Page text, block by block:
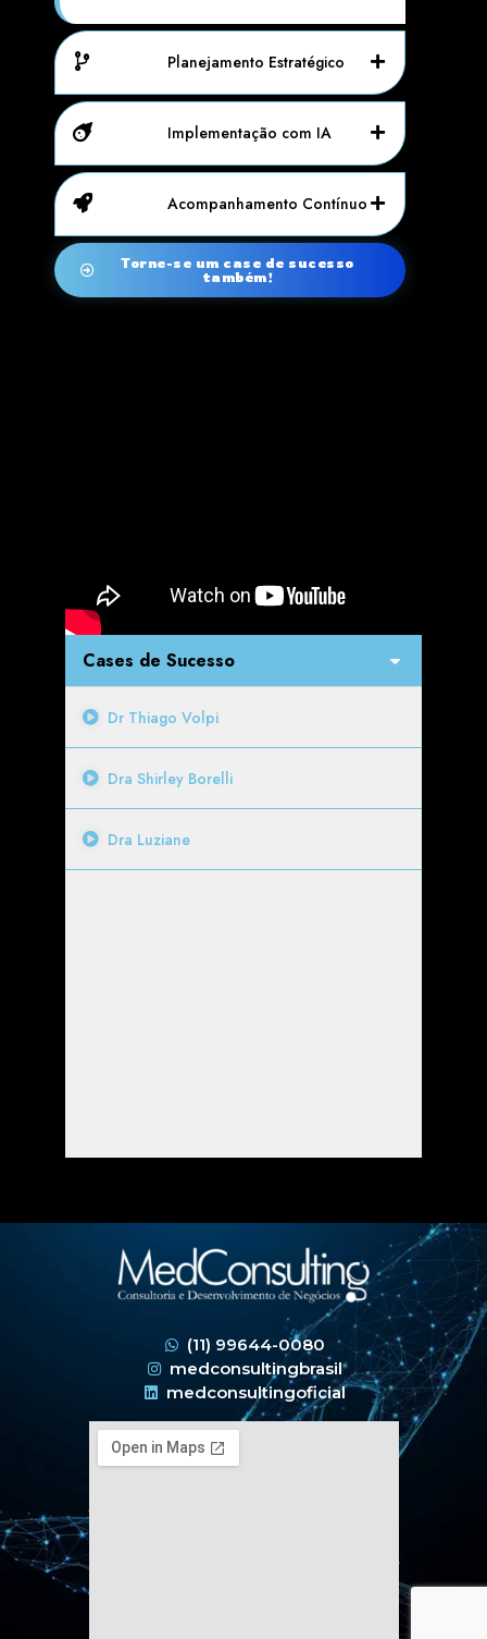
Planejamento Estratégico
Implementação com IA
Acompanhamento Contínuo
Torne-se um case de sucesso
também!
Cases de Sucesso
Dr Thiago Volpi
Dra Shirley Borelli
Dra Luziane
(11) 99644-0080
medconsultingbrasil
medconsultingoficial